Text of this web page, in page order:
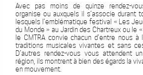
Avec pas moins de quinze rendez-
organise ou auxquels il s’associe durant
lesquels l’emblématique festival « Les
du Monde » au Jardin des Chartreux ou le
le CMTRA convie chacun d’entre nous
traditions musicales vivantes et sans
D’autres rendez-vous vous attendent
région, ils montrent à bien des égards la
en mouvement.